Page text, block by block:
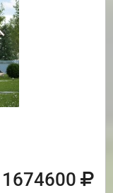
1674600